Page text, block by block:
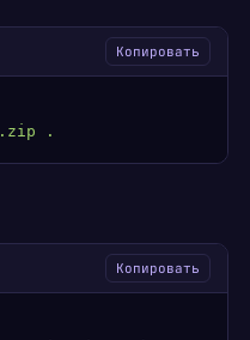
Копировать
.
Копировать